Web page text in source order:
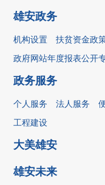
雄安政务
机构设置 扶贫资金政
政府网站年度报表公开
政务服务
个人服务 法人服务
工程建设
大美雄安
雄安未来